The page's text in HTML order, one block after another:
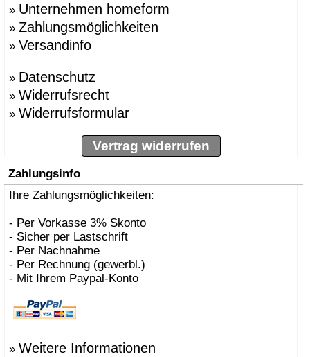
» Unternehmen homeform
» Zahlungsmöglichkeiten
» Versandinfo
» Datenschutz
» Widerrufsrecht
» Widerrufsformular
Vertrag widerrufen
Zahlungsinfo
Ihre Zahlungsmöglichkeiten:
- Per Vorkasse 3% Skonto
- Sicher per Lastschrift
- Per Nachnahme
- Per Rechnung (gewerbl.)
- Mit Ihrem Paypal-Konto
» Weitere Informationen